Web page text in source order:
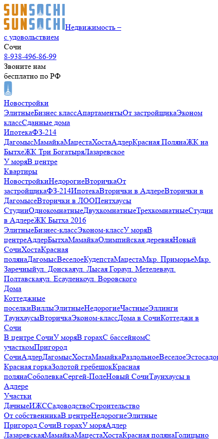
Недвижимость –
с удовольствием
Сочи
8-938-496-86-99
Звоните нам
бесплатно по РФ
Новостройки
ЭлитныеБизнес классАпартаментыОт застройщикаЭконом
классСданные дома
ИпотекаФЗ-214
ДагомысМамайкаМацестаХостаАдлерКрасная ПолянаЖК на
БытхеЖК Три БогатыряЛазаревское
У моряВ центре
Квартиры
НовостройкиНедорогиеВторичкаОт
застройщикаФЗ-214ИпотекаВторички в АдлереВторички в
ДагомысеВторички в ЛООПентхаусы
СтудииОднокомнатныеДвухкомнатныеТрехкомнатныеСтудии
в АдлереЖК Бытха 2016
ЭлитныеБизнес-классЭконом-классУ моряВ
центреАдлерБытхаМамайкаОлимпийская деревняНовый
СочиХостаКрасная
полянаДагомысВеселоеКудепстаМацестаМкр. ПриморьеМкр.
Заречныйул. Донскаяул. Лысая Гораул. Метелеваул.
Полтавскаяул. Есауленкоул. Воровского
Дома
Коттеджные
поселкиВиллыЭлитныеНедорогиеЧастныеЭллинги
ТаунхаусыВторичкаЭконом-классДома в СочиКоттеджи в
Сочи
В центре СочиУ моряВ горахС бассейномС
участкомПригород
СочиАдлерДагомысХостаМамайкаРаздольноеВеселое
Красная горкаЗолотой гребешокКрасная
полянаСоболевкаСергей-ПолеНовый СочиТаунхаусы в
Адлере
Участки
ДачныеИЖССадоводствоСтроительство
От собственникаВ центреНедорогиеЭлитные
Пригород СочиВ горахУ моряАдлер
ЛазаревскаяМамайкаМацестаХостаКрасная полянаГолицыно